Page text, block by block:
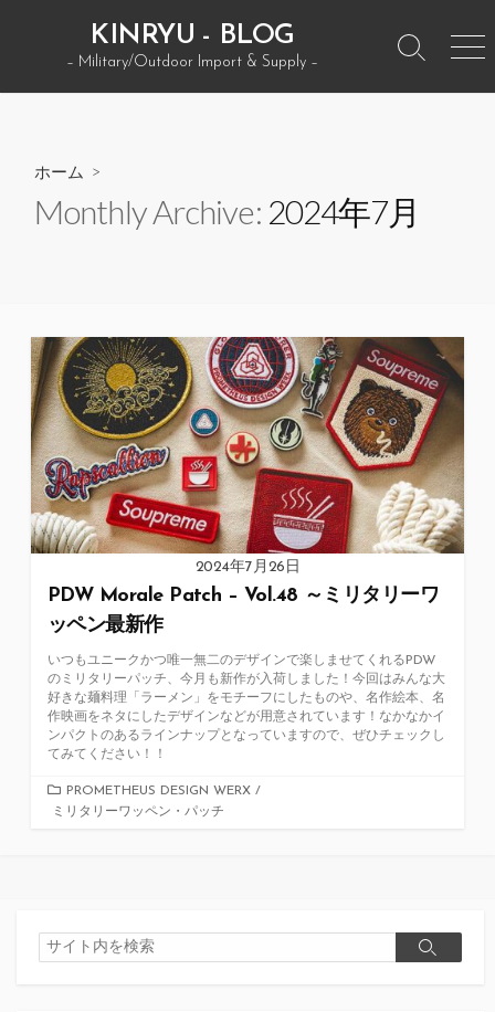
ン
KINRYU - BLOG
– Military/Outdoor Import & Supply –
検
メ
ホーム >
Monthly Archive: 2024年7月
2024年7月26日
PDW Morale Patch – Vol.48 ～ミリタリーワ
ッペン最新作
いつもユニークかつ唯一無二のデザインで楽しませてくれるPDW
のミリタリーパッチ、今月も新作が入荷しました！今回はみんな大
好きな麺料理「ラーメン」をモチーフにしたものや、名作絵本、名
作映画をネタにしたデザインなどが用意されています！なかなかイ
ンパクトのあるラインナップとなっていますので、ぜひチェックし
てみてください！！
カ
テ
PROMETHEUS DESIGN WERX /
ミリタリーワッペン・パッチ
検
索
検